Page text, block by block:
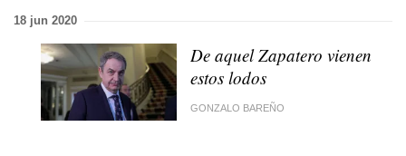
18 jun 2020
De aquel Zapatero vienen
estos lodos
GONZALO BAREÑO